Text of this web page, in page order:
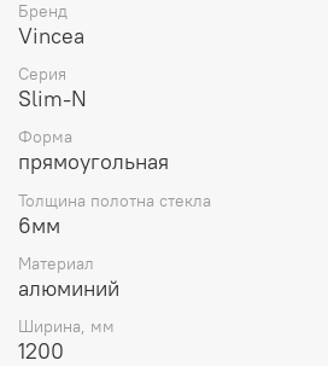
Бренд
Vincea
Серия
Slim-N
Форма
прямоугольная
Толщина полотна стекла
6мм
Материал
алюминий
Ширина, мм
1200